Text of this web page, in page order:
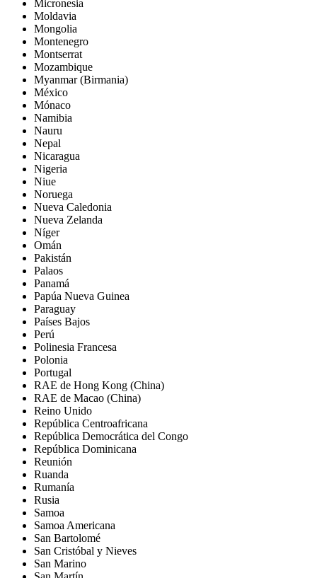
Micronesia
Moldavia
Mongolia
Montenegro
Montserrat
Mozambique
Myanmar (Birmania)
México
Mónaco
Namibia
Nauru
Nepal
Nicaragua
Nigeria
Niue
Noruega
Nueva Caledonia
Nueva Zelanda
Níger
Omán
Pakistán
Palaos
Panamá
Papúa Nueva Guinea
Paraguay
Países Bajos
Perú
Polinesia Francesa
Polonia
Portugal
RAE de Hong Kong (China)
RAE de Macao (China)
Reino Unido
República Centroafricana
República Democrática del Congo
República Dominicana
Reunión
Ruanda
Rumanía
Rusia
Samoa
Samoa Americana
San Bartolomé
San Cristóbal y Nieves
San Marino